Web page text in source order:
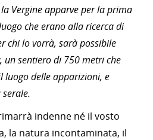
Vergine apparve per la prima
che erano alla ricerca di
chi lo vorrà, sarà possibile
, un sentiero di 750 metri che
luogo delle apparizioni, e
indenne né il vosto
la natura incontaminata, il